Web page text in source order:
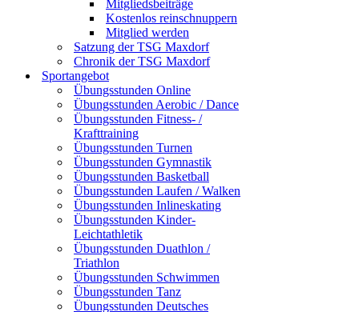
Mitgliedsbeiträge
Kostenlos reinschnuppern
Mitglied werden
Satzung der TSG Maxdorf
Chronik der TSG Maxdorf
Sportangebot
Übungsstunden Online
Übungsstunden Aerobic / Dance
Übungsstunden Fitness- /
Krafttraining
Übungsstunden Turnen
Übungsstunden Gymnastik
Übungsstunden Basketball
Übungsstunden Laufen / Walken
Übungsstunden Inlineskating
Übungsstunden Kinder-
Leichtathletik
Übungsstunden Duathlon /
Triathlon
Übungsstunden Schwimmen
Übungsstunden Tanz
Übungsstunden Deutsches